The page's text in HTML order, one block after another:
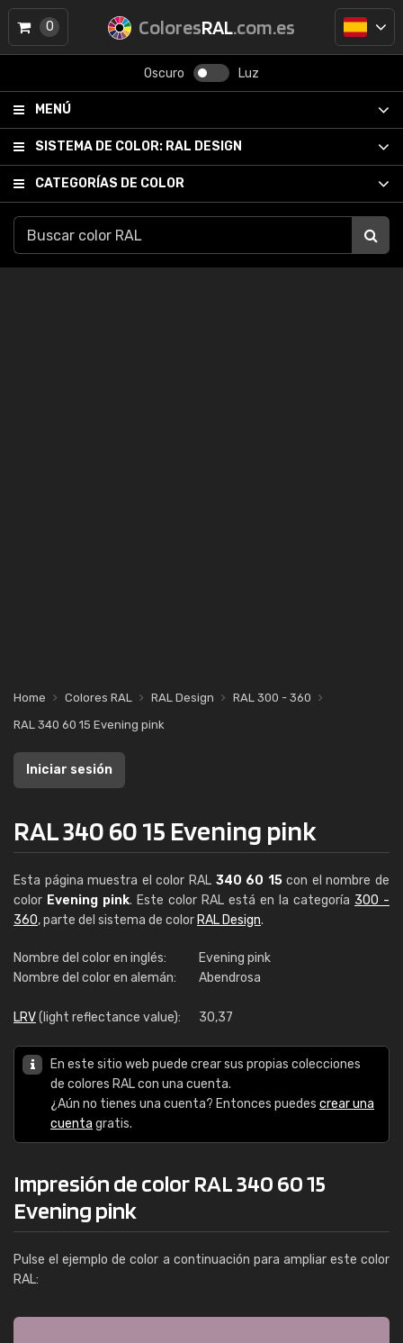
ColoresRAL.com.es
Oscuro Luz
MENÚ
SISTEMA DE COLOR: RAL DESIGN
CATEGORÍAS DE COLOR
0
Home Colores RAL RAL Design
RAL 300 - 360
RAL 340 60 15 Evening pink
Iniciar sesión
RAL 340 60 15 Evening pink
Esta página muestra el color RAL 340 60 15con el nombre de
color Evening pink. Este color RAL está en la categoría 300 -
360, parte del sistema de color RAL Design.
Nombre del color en inglés:
Evening pink
Nombre del color en alemán:
Abendrosa
LRV(light reflectance value): 30,37
En este sitio web puede crear sus propias colecciones
de colores RAL con una cuenta.
¿Aún no tienes una cuenta? Entonces puedes crear una
cuenta gratis.
Impresión de color RAL 340 60 15
Evening pink
Pulse el ejemplo de color a continuación para ampliar este color
RAL: